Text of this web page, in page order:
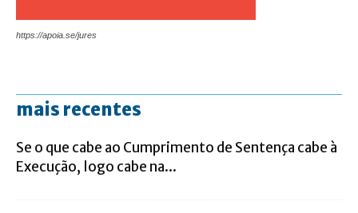
https://apoia.se/jures
mais recentes
Se o que cabe ao Cumprimento de Sentença cabe à
Execução, logo cabe na...